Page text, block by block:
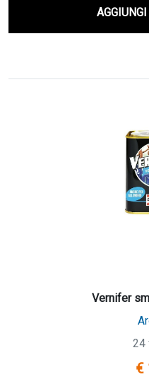
Vernifer
24
€